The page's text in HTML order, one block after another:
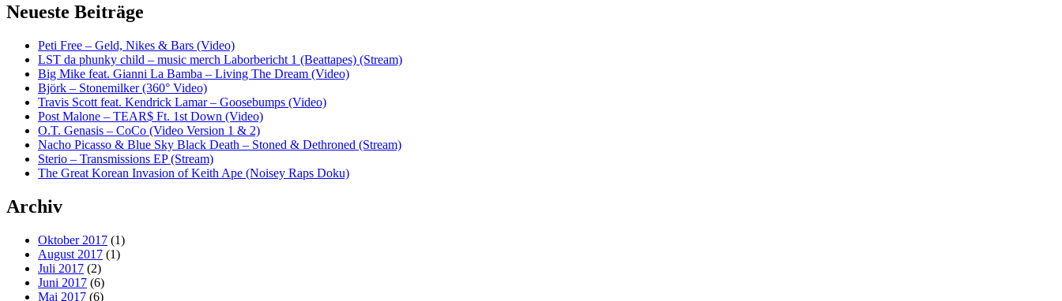
Neueste Beiträge
Peti Free – Geld, Nikes & Bars (Video)
LST da phunky child – music merch Laborbericht 1 (Beattapes) (Stream)
Big Mike feat. Gianni La Bamba – Living The Dream (Video)
Björk – Stonemilker (360° Video)
Travis Scott feat. Kendrick Lamar – Goosebumps (Video)
Post Malone – TEAR$ Ft. 1st Down (Video)
O.T. Genasis – CoCo (Video Version 1 & 2)
Nacho Picasso & Blue Sky Black Death – Stoned & Dethroned (Stream)
Sterio – Transmissions EP (Stream)
The Great Korean Invasion of Keith Ape (Noisey Raps Doku)
Archiv
Oktober 2017 (1)
August 2017 (1)
Juli 2017 (2)
Juni 2017 (6)
Mai 2017 (6)